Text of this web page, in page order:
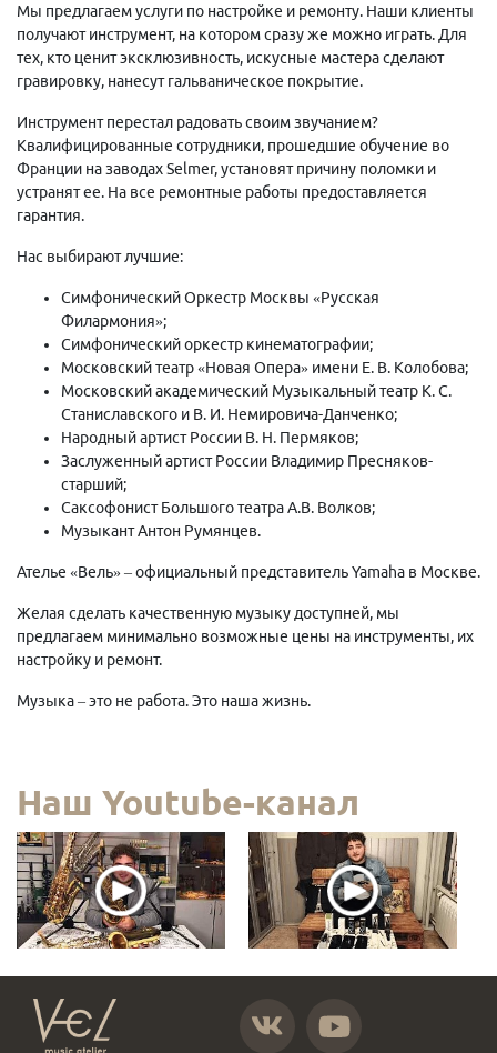
Мы предлагаем услуги по настройке и ремонту. Наши клиенты
получают инструмент, на котором сразу же можно играть. Для
тех, кто ценит эксклюзивность, искусные мастера сделают
гравировку, нанесут гальваническое покрытие.
Инструмент перестал радовать своим звучанием?
Квалифицированные сотрудники, прошедшие обучение во
Франции на заводах Selmer, установят причину поломки и
устранят ее. На все ремонтные работы предоставляется
гарантия.
Нас выбирают лучшие:
Симфонический Оркестр Москвы «Русская
Филармония»;
Симфонический оркестр кинематографии;
Московский театр «Новая Опера» имени Е. В. Колобова;
Московский академический Музыкальный театр К. С.
Станиславского и В. И. Немировича-Данченко;
Народный артист России В. Н. Пермяков;
Заслуженный артист России Владимир Пресняков-
старший;
Саксофонист Большого театра А.В. Волков;
Музыкант Антон Румянцев.
Ателье «Вель» – официальный представитель Yamaha в Москве.
Желая сделать качественную музыку доступней, мы
предлагаем минимально возможные цены на инструменты, их
настройку и ремонт.
Музыка – это не работа. Это наша жизнь.
Наш Youtube-канал